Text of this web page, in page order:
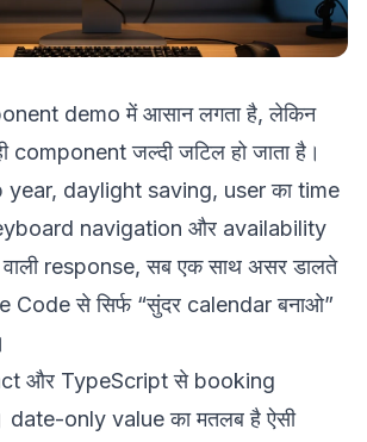
demo में आसान लगता है, लेकिन
component जल्दी जटिल हो जाता है।
year, daylight saving, user का time
navigation और availability
response, सब एक साथ असर डालते
Code से सिर्फ “सुंदर calendar बनाओ”
और TypeScript से booking
date-only value का मतलब है ऐसी